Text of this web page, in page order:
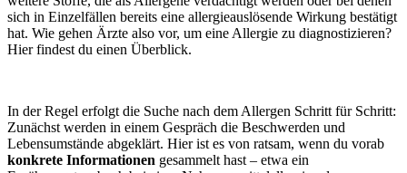
sich in Einzelfällen bereits eine allergieauslösende Wirkung bestätigt
hat. Wie gehen Ärzte also vor, um eine Allergie zu diagnostizieren?
Hier findest du einen Überblick.
In der Regel erfolgt die Suche nach dem Allergen Schritt für Schritt:
Zunächst werden in einem Gespräch die Beschwerden und
Lebensumstände abgeklärt. Hier ist es von ratsam, wenn du vorab
konkrete Informationen gesammelt hast – etwa ein